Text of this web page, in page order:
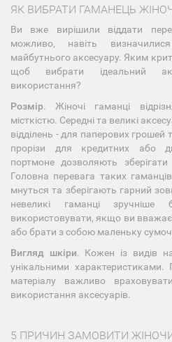
ЯК ВИБРАТИ ГАМАНЕЦЬ
Ви вже вирішили віддати
можливо, навіть
майбутнього аксесуару. Яким
щоб вибрати ідеальний
використання?
Розмір. Жіночі гаманці
місткістю. Середні та великі
відділень - для паперових
прорізи для кредитних або
портмоне дозволяють
Головна перевага таких
мнуться та зберігають гарний
невеликі гаманці
використовувати, якщо ви
або брати з собою маленьку
Вигляд шкіри. Кожен із видів
унікальними
матеріалу важливо
використання аксесуарів.
5 ПРИЧИН ЗАМОВИТИ